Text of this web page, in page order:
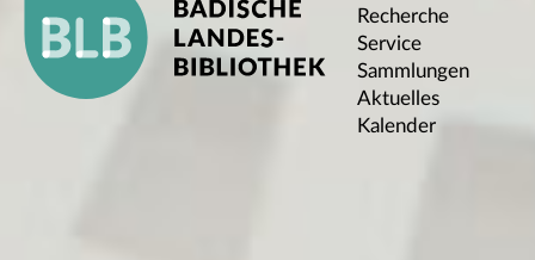
Recherche
Service
Sammlungen
Aktuelles
Kalender